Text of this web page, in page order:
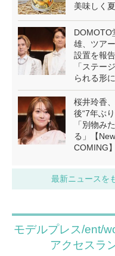
美味しく
DOMOTO
雄、ツア
設置を報
「ステー
られる形
桜井玲香
後“7年ぶ
「別物み
る」【
COMING】
最新ニュースを
モデルプレス/ent/
アクセスラ